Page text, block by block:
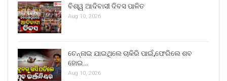
ବିଶ୍ୱ ଆଦିବାସୀ ଦିବସ ପାଳିତ
Aug 10, 2026
ଚେନ୍ନାଇ ଯାଇଥିଲେ ଚାକିରି ପାଇଁ,ଫେରିଲେ ଶବ
ହୋଇ…
Aug 10, 2026